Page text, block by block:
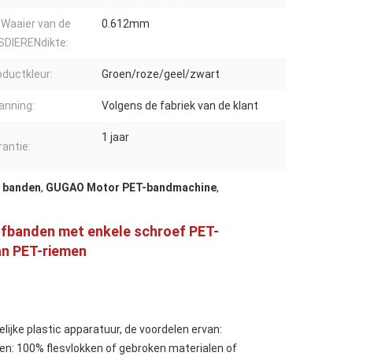
Waaier van de
0.612mm
Groen/roze/geel/zwart
Volgens de fabriek van de klant
1 jaar
, GUGAO Motor PET-bandmachine,
met enkele schroef PET-
PET-riemen
plastic apparatuur, de voordelen ervan:
100% flesvlokken of gebroken materialen of